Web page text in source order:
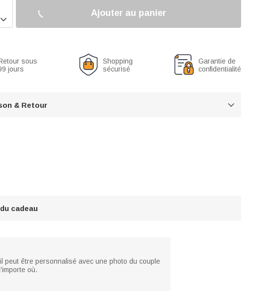

Ajouter au panier
sous
jours
Shopping
sécurisé
Garantie de
confidentialité
& Retour 
cadeau
peut être personnalisé avec une photo du couple
où.